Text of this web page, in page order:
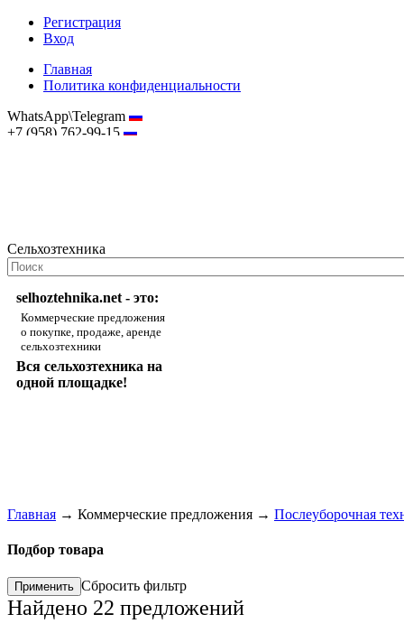
Регистрация
Вход
Главная
Политика конфиденциальности
WhatsApp\Telegram
+7 (958) 762-99-15
Сельхозтехника
selhoztehnika.net - это:
Коммерческие предложения
о покупке, продаже, аренде
сельхозтехники
Вся сельхозтехника на
одной площадке!
Главная → Коммерческие предложения → Послеуборочная
Подбор товара
Сбросить фильтр
Найдено 22 предложений